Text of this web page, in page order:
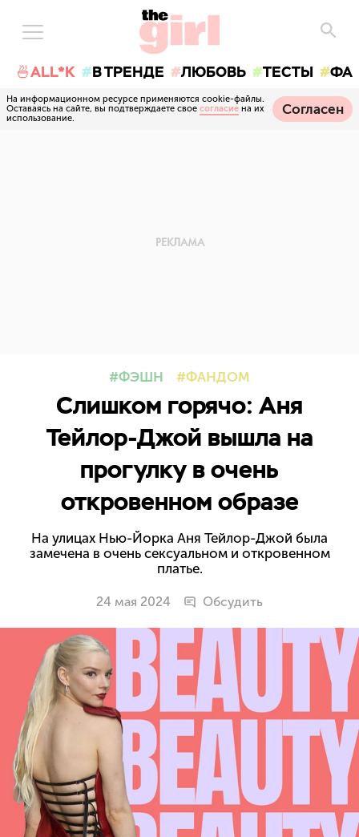
🍜ALL*K В ТРЕНДЕ ЛЮБОВЬ ТЕСТЫ
На информационном ресурсе применяются cookie-файлы.
Оставаясь на сайте, вы подтверждаете свое согласие на их
использование.
Согласен
ФЭШН ФАНДОМ
Слишком горячо: Аня
Тейлор-Джой вышла на
прогулку в очень
откровенном образе
На улицах Нью-Йорка Аня Тейлор-Джой была
замечена в очень сексуальном и откровенном
платье.
24 мая 2024 Обсудить